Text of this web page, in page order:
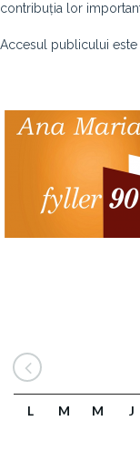
contribuția lor
Accesul publicului este
L M M J